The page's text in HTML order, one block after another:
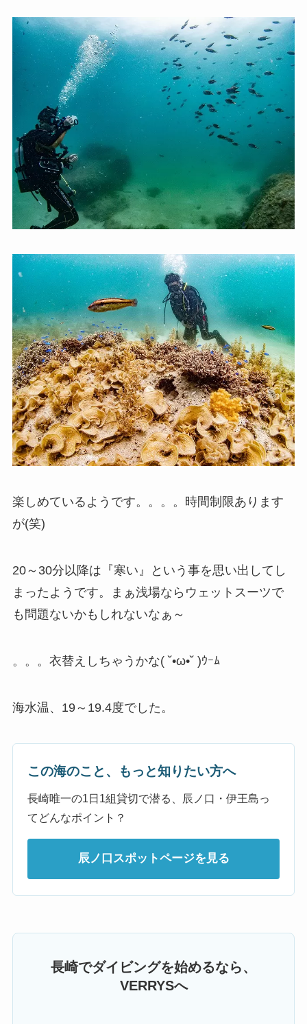
楽しめているようです。。。。時間制限あります
が(笑)
20～30分以降は『寒い』という事を思い出してし
まったようです。まぁ浅場ならウェットスーツで
も問題ないかもしれないなぁ～
。。。衣替えしちゃうかな( ˘•ω•˘ )ｳｰﾑ
海水温、19～19.4度でした。
この海のこと、もっと知りたい方へ
長崎唯一の1日1組貸切で潜る、辰ノ口・伊王島っ
てどんなポイント？
辰ノ口スポットページを見る
長崎でダイビングを始めるなら、
VERRYSへ